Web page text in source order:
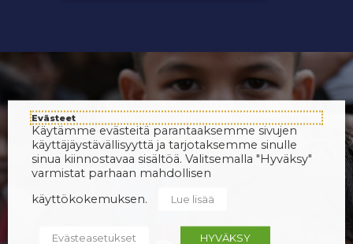
Evästeet
Käytämme evästeitä parantaaksemme sivujen
käyttäjäystävällisyyttä ja tarjotaksemme sinulle
sinua kiinnostavaa sisältöä. Valitsemalla "Hyväksy"
varmistat parhaan mahdollisen
käyttökokemuksen.
Lue lisää
Evästeasetukset HYVÄKSY